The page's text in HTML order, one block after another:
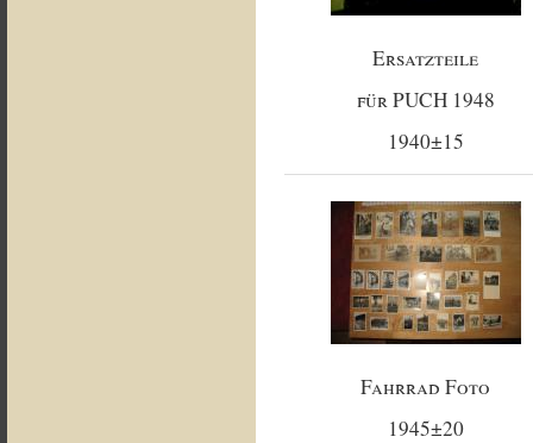
Ersatzteile
für PUCH 1948
1940±15
Fahrrad Foto
1945±20